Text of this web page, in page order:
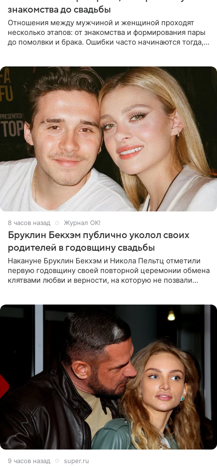
знакомства до свадьбы
Отношения между мужчиной и женщиной проходят
несколько этапов: от знакомства и формирования пары
до помолвки и брака. Ошибки часто начинаются тогда,
8 часов назад Журнал OK!
Бруклин Бекхэм публично уколол своих
родителей в годовщину свадьбы
Накануне Бруклин Бекхэм и Никола Пельтц отметили
первую годовщину своей повторной церемонии обмена
клятвами любви и верности, на которую не позвали
9 часов назад super.ru